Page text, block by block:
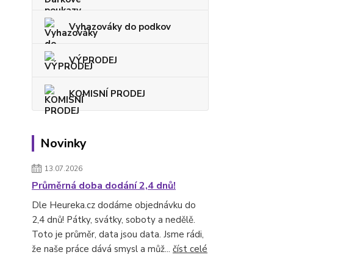
Vyhazováky do podkov
VÝPRODEJ
KOMISNÍ PRODEJ
Novinky
13.07.2026
Průměrná doba dodání 2,4 dnů!
Dle Heureka.cz dodáme objednávku do
2,4 dnů! Pátky, svátky, soboty a nedělě.
Toto je průměr, data jsou data. Jsme rádi,
že naše práce dává smysl a můž... číst celé